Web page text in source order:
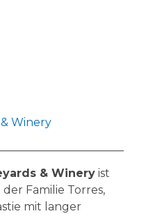
Winery
& Winery ist
Familie Torres,
mit langer